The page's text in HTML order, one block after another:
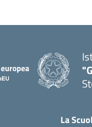
La